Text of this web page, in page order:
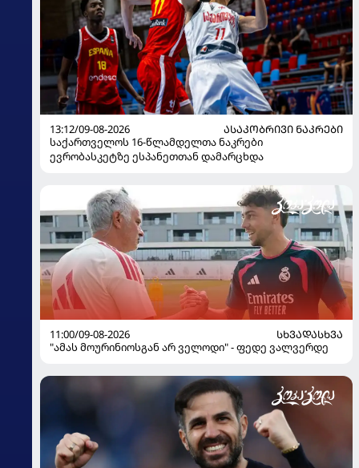
13:12/09-08-2026
ᲐᲡᲐᲙᲝᲑᲠᲘᲕᲘ ᲜᲐᲙᲠᲔᲑᲘ
საქართველოს 16-წლამდელთა ნაკრები
ევრობასკეტზე ესპანეთთან დამარცხდა
11:00/09-08-2026
ᲡᲮᲕᲐᲓᲐᲡᲮᲕᲐ
"ამას მოურინიოსგან არ ველოდი" - ფედე ვალვერდე